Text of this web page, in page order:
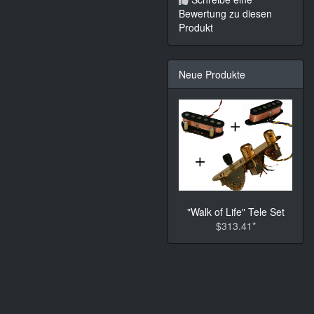
Bewertung zu diesen
Produkt
Neue Produkte
"Walk of Life" Tele Set
$313.41*